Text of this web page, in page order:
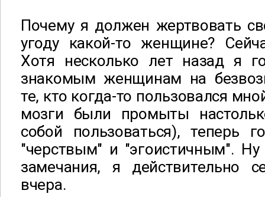
Почему я должен жертвовать
угоду какой-то женщине?
Хотя несколько лет назад я
знакомым женщинам на
те, кто когда-то пользовался
мозги были промыты
собой пользоваться), теперь
"черствым" и "эгоистичным".
замечания, я действительно
вчера.